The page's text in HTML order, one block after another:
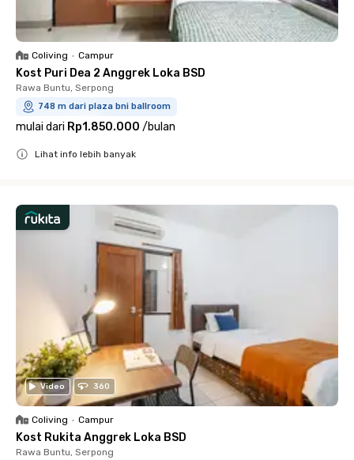
Coliving • Campur
Kost Puri Dea 2 Anggrek Loka BSD
Rawa Buntu, Serpong
748 m dari plaza bni ballroom
mulai dari Rp1.850.000 /bulan
Lihat info lebih banyak
Video 360
Coliving • Campur
Kost Rukita Anggrek Loka BSD
Rawa Buntu, Serpong